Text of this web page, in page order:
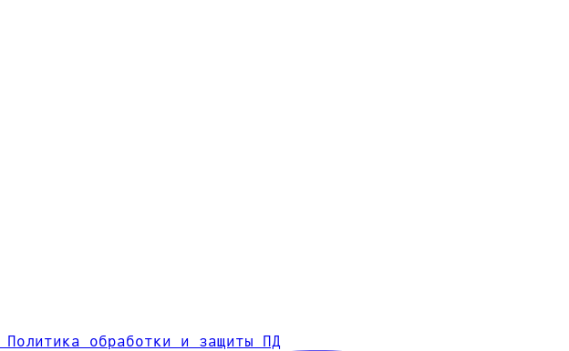
Политика обработки и защиты ПД